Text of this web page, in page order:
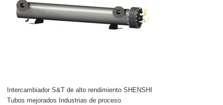
Intercambiador S&T de alto rendimiento SHENSHI
Tubos mejorados Industrias de proceso